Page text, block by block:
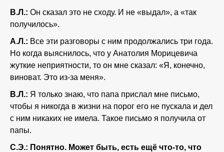
В.Л.: Он сказал это не сходу. И не «выдал», а «так
получилось».
А.Л.: Все эти разговоры с ним продолжались три года.
Но когда выяснилось, что у Анатолия Морицевича
жуткие неприятности, то он мне сказал: «Я, конечно,
виноват. Это из-за меня».
В.Л.: Я только знаю, что папа прислал мне письмо,
чтобы я никогда в жизни на порог его не пускала и дел
с ним никаких не имела. Такое письмо я получила от
папы.
С.Э.: Понятно. Может быть, есть ещё что-то, что